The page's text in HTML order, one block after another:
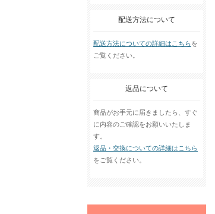
配送方法について
配送方法についての詳細はこちらを
ご覧ください。
返品について
商品がお手元に届きましたら、すぐ
に内容のご確認をお願いいたしま
す。
返品・交換についての詳細はこちら
をご覧ください。